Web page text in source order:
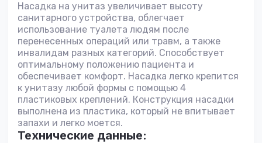
Насадка на унитаз увеличивает высоту
санитарного устройства, облегчает
использование туалета людям после
перенесенных операций или травм, а также
инвалидам разных категорий. Способствует
оптимальному положению пациента и
обеспечивает комфорт. Насадка легко крепится
к унитазу любой формы с помощью 4
пластиковых креплений. Конструкция насадки
выполнена из пластика, который не впитывает
запахи и легко моется.
Технические данные: